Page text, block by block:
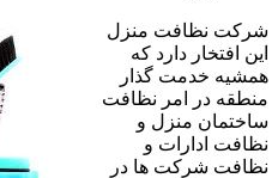
شرکت نظافت منزل
این افتخار دارد که
همشیه خدمت گذار
منطقه در امر نظافت
ساختمان منزل و
نظافت ادارات و
نظافت شرکت ها در